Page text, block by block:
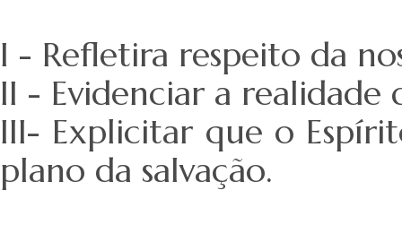
I - Refletira respeito da
II - Evidenciar a
III- Explicitar que o
plano da salvação.